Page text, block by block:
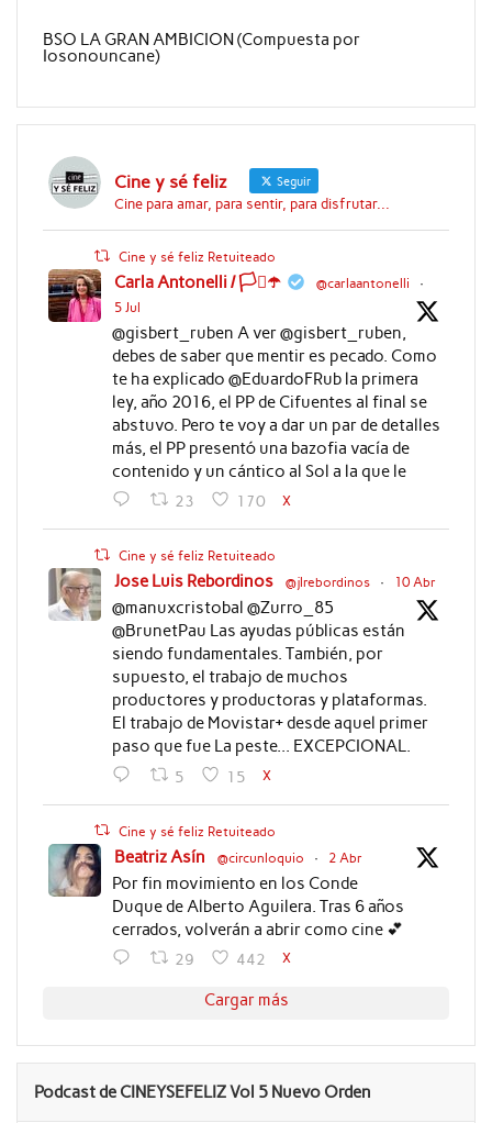
BSO LA GRAN AMBICION (Compuesta por
Iosonouncane)
Cine y sé feliz Seguir
Cine para amar, para sentir, para disfrutar...
Cine y sé feliz Retuiteado
Carla Antonelli / 🏳️‍⚧️☂️ @carlaantonelli
·
5 Jul
@gisbert_ruben A ver @gisbert_ruben,
debes de saber que mentir es pecado. Como
te ha explicado @EduardoFRub la primera
ley, año 2016, el PP de Cifuentes al final se
abstuvo. Pero te voy a dar un par de detalles
más, el PP presentó una bazofia vacía de
contenido y un cántico al Sol a la que le
23 170 X
Cine y sé feliz Retuiteado
Jose Luis Rebordinos @jlrebordinos · 10 Abr
@manuxcristobal @Zurro_85
@BrunetPau Las ayudas públicas están
siendo fundamentales. También, por
supuesto, el trabajo de muchos
productores y productoras y plataformas.
El trabajo de Movistar+ desde aquel primer
paso que fue La peste... EXCEPCIONAL.
5 15 X
Cine y sé feliz Retuiteado
Beatriz Asín @circunloquio · 2 Abr
Por fin movimiento en los Conde
Duque de Alberto Aguilera. Tras 6 años
cerrados, volverán a abrir como cine 💕
29 442 X
Cargar más
Podcast de CINEYSEFELIZ Vol 5 Nuevo Orden